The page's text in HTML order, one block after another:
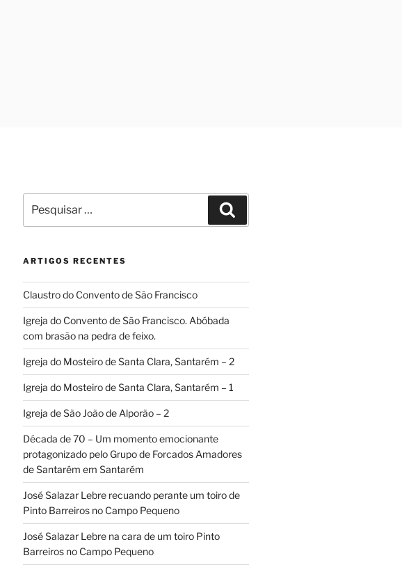
por:
ARTIGOS RECENTES
Claustro do Convento de São Francisco
Igreja do Convento de São Francisco. Abóbada
com brasão na pedra de feixo.
Igreja do Mosteiro de Santa Clara, Santarém – 2
Igreja do Mosteiro de Santa Clara, Santarém – 1
Igreja de São João de Alporão – 2
Década de 70 – Um momento emocionante
protagonizado pelo Grupo de Forcados Amadores
de Santarém em Santarém
José Salazar Lebre recuando perante um toiro de
Pinto Barreiros no Campo Pequeno
José Salazar Lebre na cara de um toiro Pinto
Barreiros no Campo Pequeno